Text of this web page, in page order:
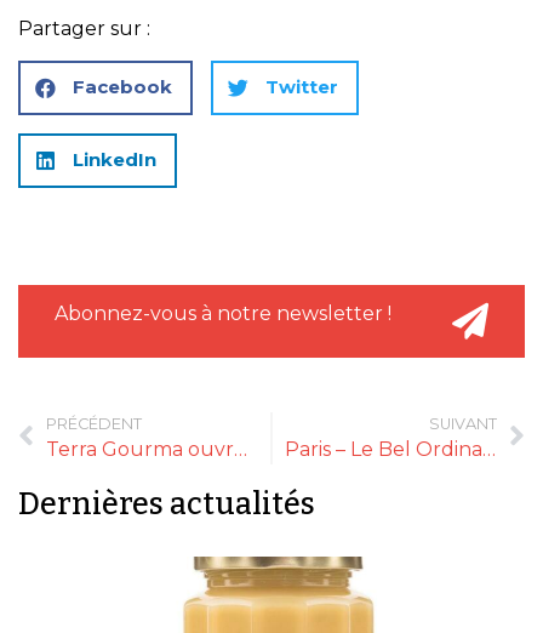
Partager sur :
Facebook Twitter
LinkedIn
Abonnez-vous à notre newsletter !
PRÉCÉDENT
Terra Gourma ouvre sa seconde boutique
SUIVANT
Paris – Le Bel Ordinaire : un premier mois très prometteur
Dernières actualités